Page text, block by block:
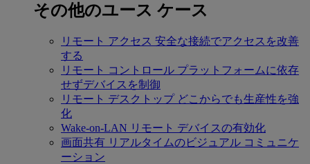
その他のユース ケース
リモート アクセス 安全な接続でアクセスを改善
する
リモート コントロール プラットフォームに依存
せずデバイスを制御
リモート デスクトップ どこからでも生産性を強
化
Wake-on-LAN リモート デバイスの有効化
画面共有 リアルタイムのビジュアル コミュニケ
ーション